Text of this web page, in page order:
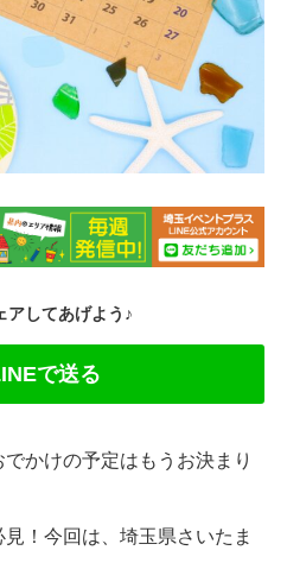
アしてあげよう♪
で送る
かけの予定はもうお決まり
！今回は、埼玉県さいたま